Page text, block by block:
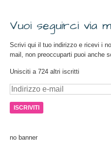
Vuoi seguirci via
Scrivi qui il tuo indirizzo e ricevi i
mail, non preoccuparti puoi anche
Unisciti a 724 altri iscritti
Indirizzo
mail
no banner